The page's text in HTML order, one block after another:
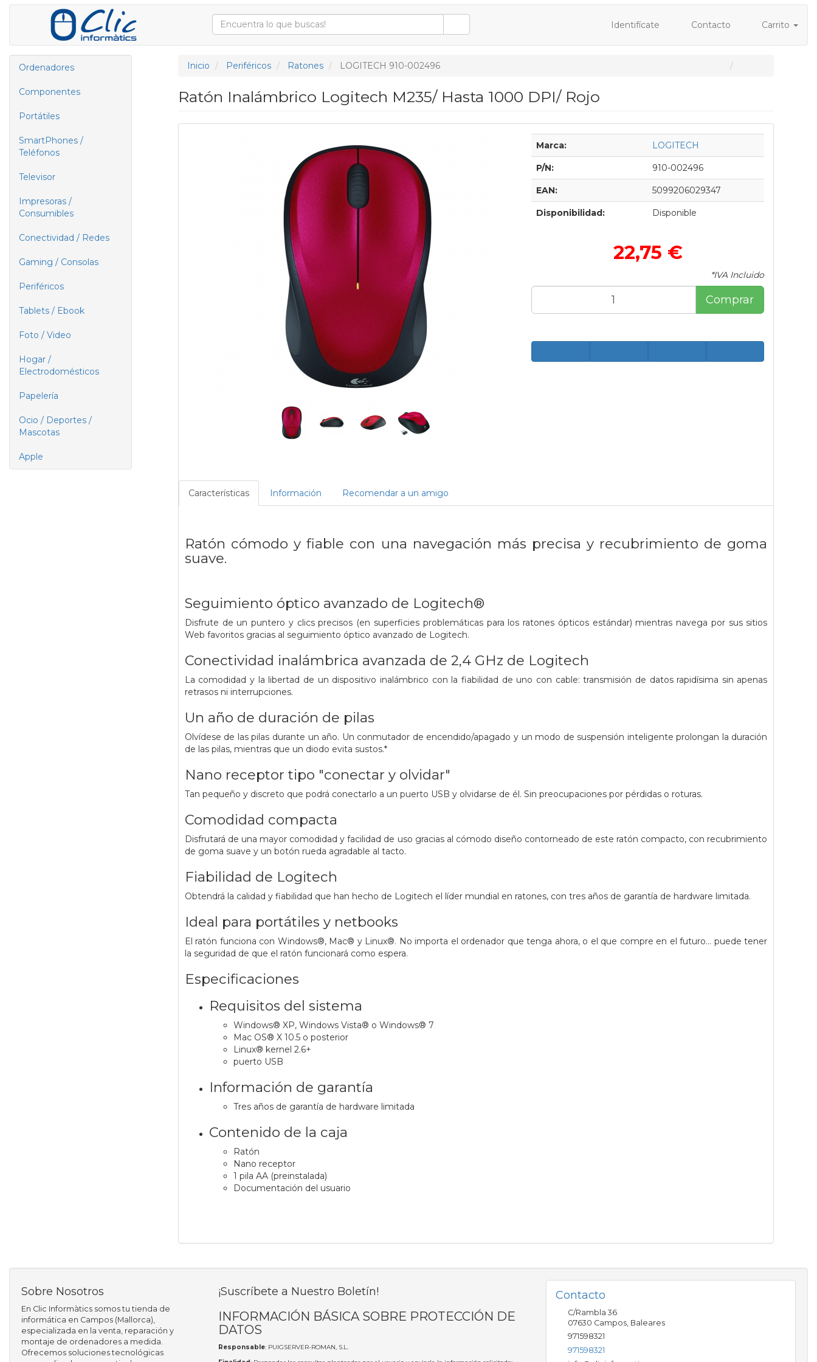
Identifícate Contacto Carrito
Ordenadores
Componentes
Portátiles
SmartPhones /
Teléfonos
Televisor
Impresoras /
Consumibles
Conectividad / Redes
Gaming / Consolas
Periféricos
Tablets / Ebook
Foto / Video
Hogar /
Electrodomésticos
Papelería
Ocio / Deportes /
Mascotas
Apple
Inicio Periféricos Ratones LOGITECH 910-002496
Ratón Inalámbrico Logitech M235/ Hasta 1000 DPI/ Rojo
Marca: LOGITECH
P/N: 910-002496
EAN: 5099206029347
Disponibilidad: Disponible
22,75 €
*IVA Incluido
Comprar
Características Información Recomendar a un amigo
Ratón cómodo y fiable con una navegación más precisa y recubrimiento de goma
suave.
Seguimiento óptico avanzado de Logitech®
Disfrute de un puntero y clics precisos (en superficies problemáticas para los ratones ópticos estándar) mientras navega por sus sitios
Web favoritos gracias al seguimiento óptico avanzado de Logitech.
Conectividad inalámbrica avanzada de 2,4 GHz de Logitech
La comodidad y la libertad de un dispositivo inalámbrico con la fiabilidad de uno con cable: transmisión de datos rapidísima sin apenas
retrasos ni interrupciones.
Un año de duración de pilas
Olvídese de las pilas durante un año. Un conmutador de encendido/apagado y un modo de suspensión inteligente prolongan la duración
de las pilas, mientras que un diodo evita sustos.*
Nano receptor tipo "conectar y olvidar"
Tan pequeño y discreto que podrá conectarlo a un puerto USB y olvidarse de él. Sin preocupaciones por pérdidas o roturas.
Comodidad compacta
Disfrutará de una mayor comodidad y facilidad de uso gracias al cómodo diseño contorneado de este ratón compacto, con recubrimiento
de goma suave y un botón rueda agradable al tacto.
Fiabilidad de Logitech
Obtendrá la calidad y fiabilidad que han hecho de Logitech el líder mundial en ratones, con tres años de garantía de hardware limitada.
Ideal para portátiles y netbooks
El ratón funciona con Windows®, Mac® y Linux®. No importa el ordenador que tenga ahora, o el que compre en el futuro... puede tener
la seguridad de que el ratón funcionará como espera.
Especificaciones
Requisitos del sistema
Windows® XP, Windows Vista® o Windows® 7
Mac OS® X 10.5 o posterior
Linux® kernel 2.6+
puerto USB
Información de garantía
Tres años de garantía de hardware limitada
Contenido de la caja
Ratón
Nano receptor
1 pila AA (preinstalada)
Documentación del usuario
Sobre Nosotros
En Clic Informàtics somos tu tienda de
informática en Campos (Mallorca),
especializada en la venta, reparación y
montaje de ordenadores a medida.
Ofrecemos soluciones tecnológicas
¡Suscríbete a Nuestro Boletín!
INFORMACIÓN BÁSICA SOBRE PROTECCIÓN DE
DATOS
Responsable: PUIGSERVER-ROMAN, S.L.
Contacto
C/Rambla 36
07630 Campos, Baleares
971598321
971598321